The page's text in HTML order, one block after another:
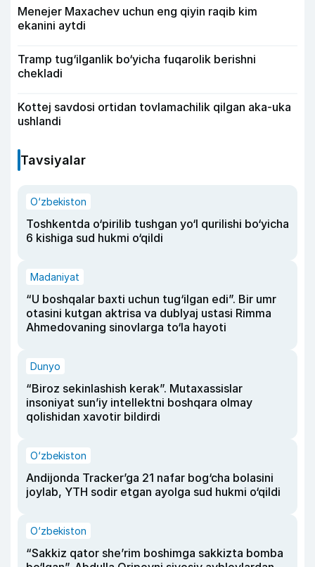
Menejer Maxachev uchun eng qiyin raqib kim
ekanini aytdi
Tramp tug‘ilganlik bo‘yicha fuqarolik berishni
chekladi
Kottej savdosi ortidan tovlamachilik qilgan aka-uka
ushlandi
Tavsiyalar
O‘zbekiston
Toshkentda o‘pirilib tushgan yo‘l qurilishi bo‘yicha
6 kishiga sud hukmi o‘qildi
Madaniyat
“U boshqalar baxti uchun tug‘ilgan edi”. Bir umr
otasini kutgan aktrisa va dublyaj ustasi Rimma
Ahmedovaning sinovlarga to‘la hayoti
Dunyo
“Biroz sekinlashish kerak”. Mutaxassislar
insoniyat sun’iy intellektni boshqara olmay
qolishidan xavotir bildirdi
O‘zbekiston
Andijonda Tracker’ga 21 nafar bog‘cha bolasini
joylab, YTH sodir etgan ayolga sud hukmi o‘qildi
O‘zbekiston
“Sakkiz qator she’rim boshimga sakkizta bomba